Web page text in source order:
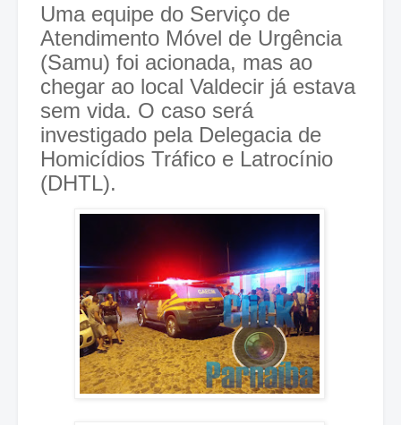
Uma equipe do Serviço de
Atendimento Móvel de Urgência
(Samu) foi acionada, mas ao
chegar ao local Valdecir já estava
sem vida. O caso será
investigado pela Delegacia de
Homicídios Tráfico e Latrocínio
(DHTL).